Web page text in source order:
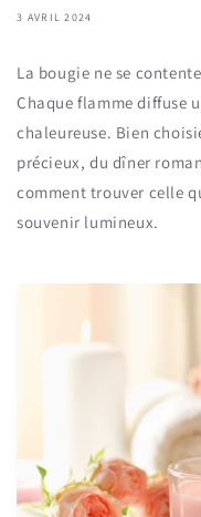
3 AVRIL 2024
La bougie ne se
Chaque flamme diffuse
chaleureuse. Bien
précieux, du dîner
comment trouver celle
souvenir lumineux.